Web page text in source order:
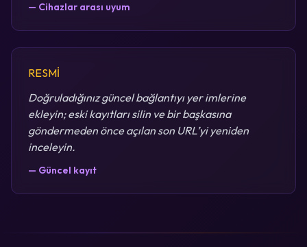
— Cihazlar arası uyum
RESMİ
Doğruladığınız güncel bağlantıyı yer imlerine
ekleyin; eski kayıtları silin ve bir başkasına
göndermeden önce açılan son URL’yi yeniden
inceleyin.
— Güncel kayıt